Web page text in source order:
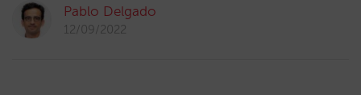
Pablo Delgado
12/09/2022